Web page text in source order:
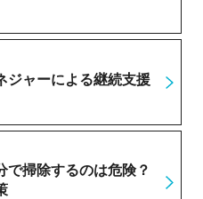
ジャーによる継続支援
で掃除するのは危険？